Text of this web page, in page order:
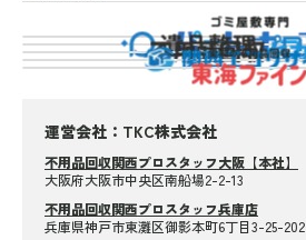
運営会社：TKC株式会社
不用品回収関西プロスタッフ大阪【本社】
大阪府大阪市中央区南船場2-2-13
不用品回収関西プロスタッフ兵庫店
兵庫県神戸市東灘区御影本町6丁目3-25-202